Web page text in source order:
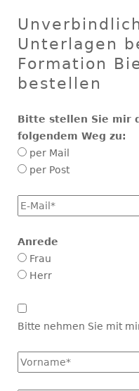
Unterlagen
Formation
bestellen
Bitte stellen Sie mir
folgendem Weg zu:
per Mail
per Post
E-
*
Anrede
Frau
Herr
Kontakt
aufnehmen
Bitte nehmen Sie mit
Vorname